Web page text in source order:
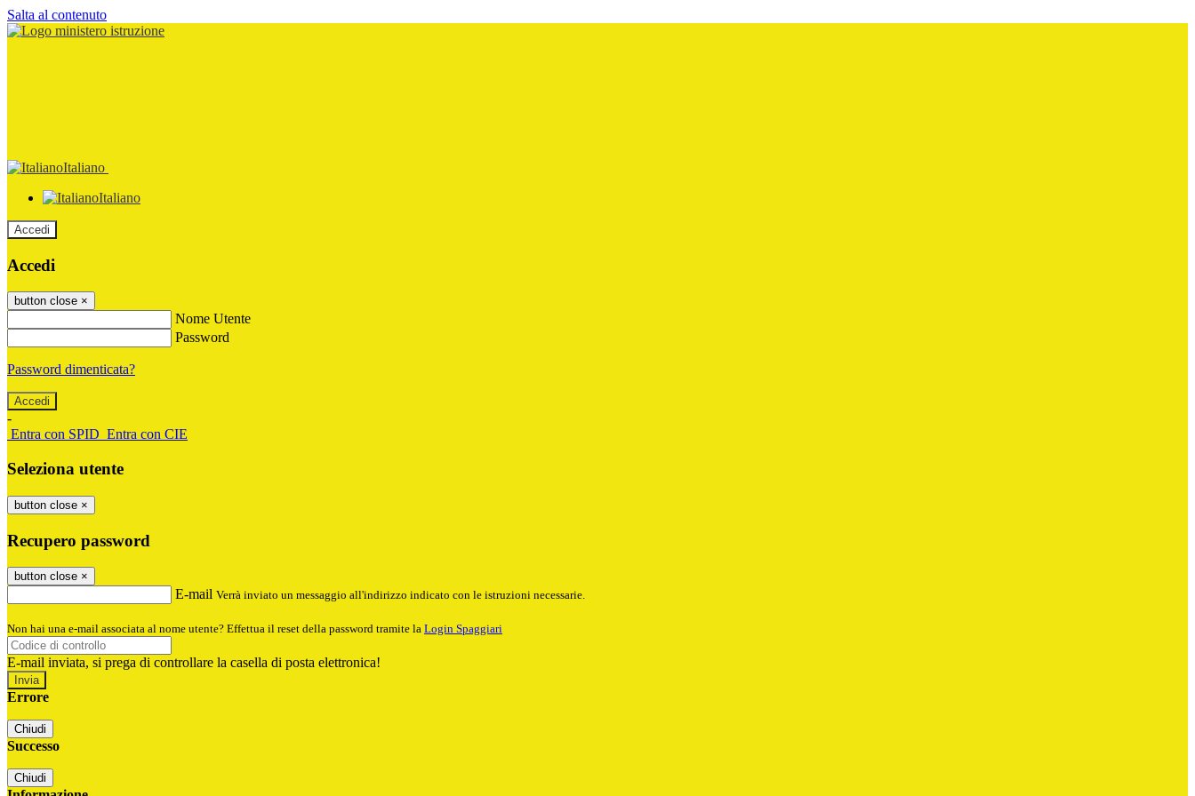
Salta al contenuto
Italiano
Italiano
Accedi
Accedi
button close ×
Nome Utente
Password
Password dimenticata?
-
Entra con SPID Entra con CIE
Seleziona utente
button close ×
Recupero password
button close ×
E-mail Verrà inviato un messaggio all'indirizzo indicato con le istruzioni necessarie.
Non hai una e-mail associata al nome utente? Effettua il reset della password tramite la Login Spaggiari
E-mail inviata, si prega di controllare la casella di posta elettronica!
Errore
Chiudi
Successo
Chiudi